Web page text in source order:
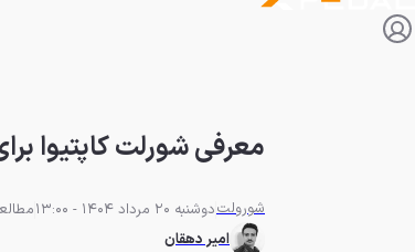
معرفی شورلت کاپتیوا
شورولتدوشنبه 20 مرداد 1404 - 13:00
مطالعه 3
امیر دهقان